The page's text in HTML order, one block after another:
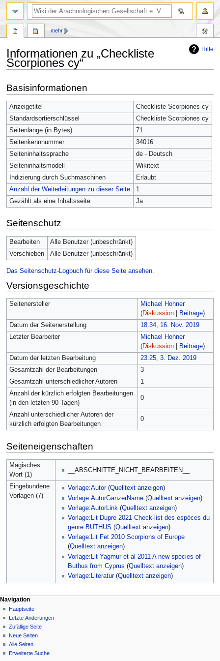
Hilfe
Informationen zu „Checkliste
Scorpiones cy“
Navigation
springen
Suche
springen
Basisinformationen
Anzeigetitel
Checkliste Scorpiones cy
Standardsortierschlüssel
Checkliste Scorpiones cy
Seitenlänge (in Bytes)
71
Seitenkennnummer
34016
Seiteninhaltssprache
de - Deutsch
Seiteninhaltsmodell
Wikitext
Indizierung durch Suchmaschinen
Erlaubt
Anzahl der Weiterleitungen zu dieser Seite
1
Gezählt als eine Inhaltsseite
Ja
Seitenschutz
Bearbeiten
Alle Benutzer (unbeschränkt)
Verschieben
Alle Benutzer (unbeschränkt)
Das Seitenschutz-Logbuch für diese Seite ansehen.
Versionsgeschichte
Seitenersteller
Michael Hohner
(Diskussion| Beiträge)
Datum der Seitenerstellung
18:34, 16. Nov. 2019
Letzter Bearbeiter
Michael Hohner
(Diskussion| Beiträge)
Datum der letzten Bearbeitung
23:25, 3. Dez. 2019
Gesamtzahl der Bearbeitungen
3
Gesamtzahl unterschiedlicher Autoren
1
Anzahl der kürzlich erfolgten Bearbeitungen
(in den letzten 90 Tagen)
0
Anzahl unterschiedlicher Autoren der
kürzlich erfolgten Bearbeitungen
0
Seiteneigenschaften
Magisches
Wort (1)
__ABSCHNITTE_NICHT_BEARBEITEN__
Eingebundene
Vorlagen (7)
Vorlage:Autor(Quelltext anzeigen)
Vorlage:AutorGanzerName (Quelltext anzeigen)
Vorlage:AutorLink (Quelltext anzeigen)
Vorlage:Lit Dupre 2021 Check-list des espèces du
genre BUTHUS (Quelltext anzeigen)
Vorlage:Lit Fet 2010 Scorpions of Europe
(Quelltext anzeigen)
Vorlage:Lit Yagmur et al 2011 A new species of
Buthus from Cyprus (Quelltext anzeigen)
Vorlage:Literatur(Quelltext anzeigen)
mehr
Navigation
Hauptseite
Letzte Änderungen
Zufällige Seite
Neue Seiten
Alle Seiten
Erweiterte Suche